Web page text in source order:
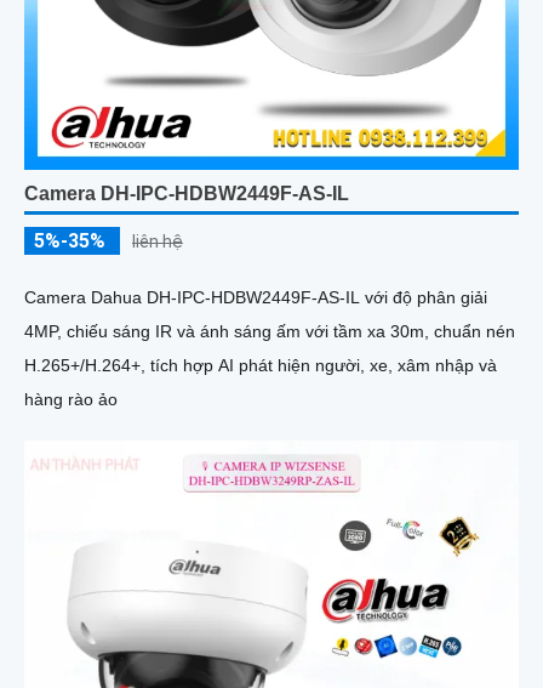
Camera DH-IPC-HDBW2449F-AS-IL
5%-35% liên hệ
Camera Dahua DH-IPC-HDBW2449F-AS-IL với độ phân giải
4MP, chiếu sáng IR và ánh sáng ấm với tầm xa 30m, chuẩn nén
H.265+/H.264+, tích hợp AI phát hiện người, xe, xâm nhập và
hàng rào ảo